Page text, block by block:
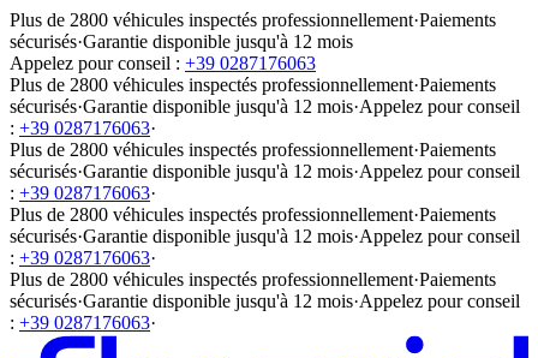
Plus de 2800 véhicules inspectés professionnellement·Paiements
sécurisés·Garantie disponible jusqu'à 12 mois
Appelez pour conseil : +39 0287176063
Plus de 2800 véhicules inspectés professionnellement·Paiements
sécurisés·Garantie disponible jusqu'à 12 mois·Appelez pour conseil
: +39 0287176063·
Plus de 2800 véhicules inspectés professionnellement·Paiements
sécurisés·Garantie disponible jusqu'à 12 mois·Appelez pour conseil
: +39 0287176063·
Plus de 2800 véhicules inspectés professionnellement·Paiements
sécurisés·Garantie disponible jusqu'à 12 mois·Appelez pour conseil
: +39 0287176063·
Plus de 2800 véhicules inspectés professionnellement·Paiements
sécurisés·Garantie disponible jusqu'à 12 mois·Appelez pour conseil
: +39 0287176063·